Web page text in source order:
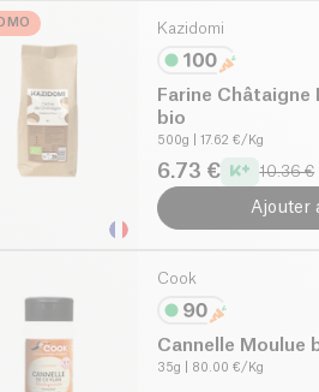
Kazidomi
Farine
bio
500g | 17.62 €/Kg
6.73 € 10.36 €
Ajouter
Cook
Cannelle Moulue
35g | 80.00 €/Kg